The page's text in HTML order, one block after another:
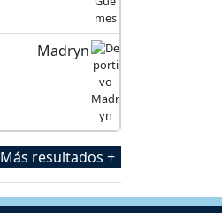
Madryn
Más resultados +